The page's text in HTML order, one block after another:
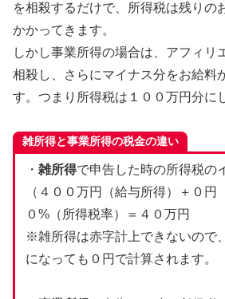
を相殺するだけで、所得税は残りの
かかってきます。
しかし事業所得の場合は、アフィリ
相殺し、さらにマイナス分をお給料
す。つまり所得税は１００万円分に
雑所得と事業所得の税金の違い
・ 雑所得で申告した時の所得税の
（４００万円（給与所得）＋０円
０%（所得税率）＝４０万円
※雑所得は赤字計上できないので
になっても０円で計算されます。